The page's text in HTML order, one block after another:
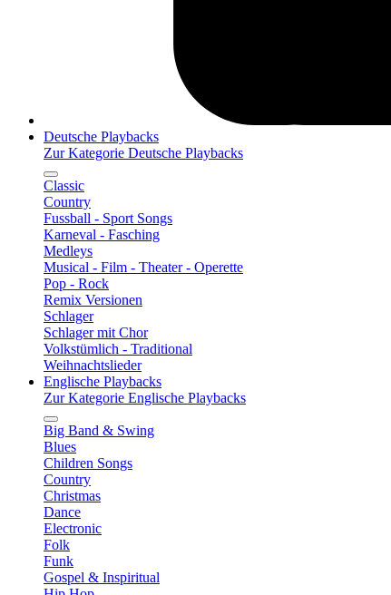
Deutsche Playbacks
Zur Kategorie Deutsche Playbacks
Classic
Country
Fussball - Sport Songs
Karneval - Fasching
Medleys
Musical - Film - Theater - Operette
Pop - Rock
Remix Versionen
Schlager
Schlager mit Chor
Volkstümlich - Traditional
Weihnachtslieder
Englische Playbacks
Zur Kategorie Englische Playbacks
Big Band & Swing
Blues
Children Songs
Country
Christmas
Dance
Electronic
Folk
Funk
Gospel & Inspiritual